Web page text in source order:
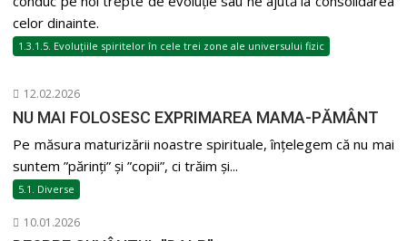
celor dinainte.
1.3.1.5. Evoluțiile spiritelor în cele trei zone ale universului fizic
12.02.2026
NU MAI FOLOSESC EXPRIMAREA MAMA-PĂMÂNT
Pe măsura maturizării noastre spirituale, înțelegem că nu mai
suntem ”părinți” și ”copii”, ci trăim și...
5.1. Diverse
10.01.2026